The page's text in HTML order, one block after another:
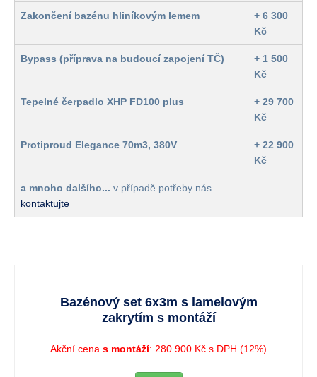
Zakončení bazénu hliníkovým lemem
+ 6 300
Kč
Bypass (příprava na budoucí zapojení TČ)
+ 1 500
Kč
Tepelné čerpadlo XHP FD100 plus
+ 29 700
Kč
Protiproud Elegance 70m3, 380V
+ 22 900
Kč
a mnoho dalšího... v případě potřeby nás
kontaktujte
Bazénový set 6x3m s lamelovým
zakrytím s montáží
Akční cena s montáží: 280 900 Kč s DPH (12%)